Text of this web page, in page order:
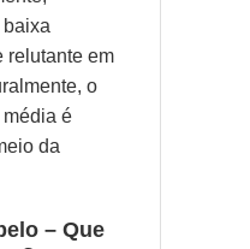
relutante em
o
é
da
– Que